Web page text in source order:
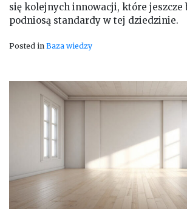
się kolejnych innowacji, które jeszcze
podniosą standardy w tej dziedzinie.
Posted in Baza wiedzy